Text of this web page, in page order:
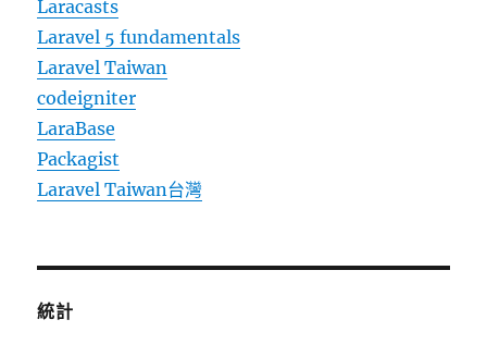
Laracasts
Laravel 5 fundamentals
Laravel Taiwan
codeigniter
LaraBase
Packagist
Laravel Taiwan台灣
統計